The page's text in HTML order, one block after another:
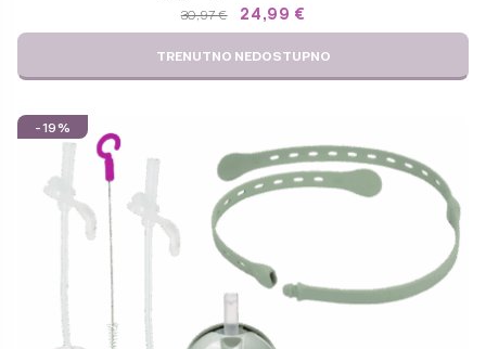
30,97€
IZVORNA
CIJENA
JE:
30,97 €.
24,99 €
CIJENA
24,99 €.
TRENUTNO NEDOSTUPNO
-19%